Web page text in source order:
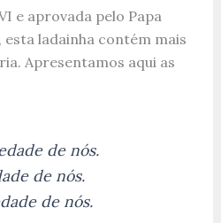
e aprovada pelo Papa
esta ladainha contém mais
Apresentamos aqui as
de nós.
de nós.
de nós.